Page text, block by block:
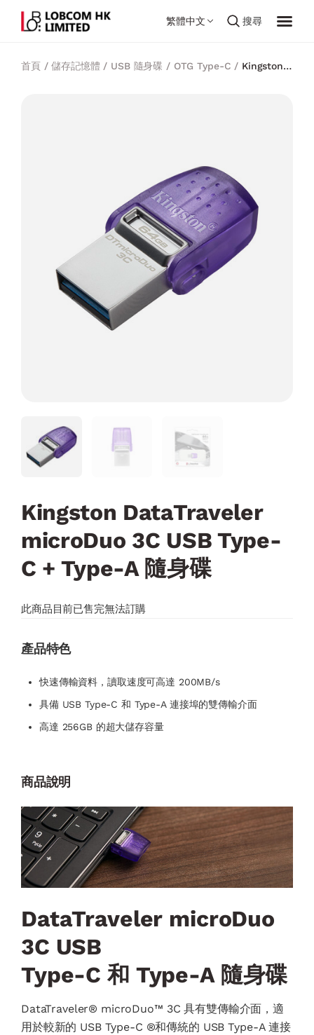
繁體中文 搜尋
首頁/儲存記憶體 / USB 隨身碟 / OTG Type-C / Kingston
Kingston DataTraveler
microDuo 3C USB Type-
C + Type-A 隨身碟
此商品目前已售完無法訂購
產品特色
快速傳輸資料，讀取速度可高達 200MB/s
具備 USB Type-C 和 Type-A 連接埠的雙傳輸介面
高達 256GB 的超大儲存容量
商品說明
DataTraveler microDuo
3C USB
Type-C 和 Type-A 隨身碟
DataTraveler® microDuo™ 3C 具有雙傳輸介面，適
用於較新的 USB Type-C ®和傳統的 USB Type-A 連接